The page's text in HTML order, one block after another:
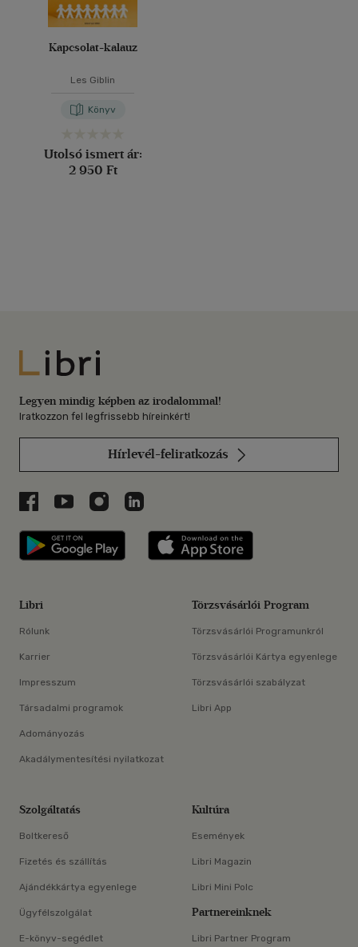
Kapcsolat-kalauz
Les Giblin
Könyv
Utolsó ismert ár:
2 950 Ft
Libri
Legyen mindig képben az irodalommal!
Iratkozzon fel legfrissebb híreinkért!
Hírlevél-feliratkozás
Libri a Facebookon
Libri a Youtube-on
Libri az Instagramon
Libri a LinkedInen
Libri applikáció Szerezd meg: Google
Libri
Rólunk
Karrier
Impresszum
Társadalmi programok
Adományozás
Akadálymentesítési nyilatkozat
Törzsvásárlói Program
Törzsvásárlói Programunkról
Törzsvásárlói Kártya egyenlege
Törzsvásárlói szabályzat
Libri App
Szolgáltatás
Boltkereső
Fizetés és szállítás
Ajándékkártya egyenlege
Ügyfélszolgálat
E-könyv-segédlet
Kultúra
Események
Libri Magazin
Libri Mini Polc
Partnereinknek
Libri Partner Program